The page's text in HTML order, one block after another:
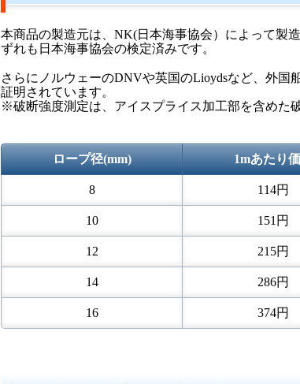
本商品の製造元は、NK(日本海事協会）によって製
ずれも日本海事協会の検定済みです。
さらにノルウェーのDNVや英国のLioydsなど、外国
証明されています。
※破断強度測定は、アイスプライス加工部を含めた
ロープ径(mm) 1mあたり
8 114円
10 151円
12 215円
14 286円
16 374円